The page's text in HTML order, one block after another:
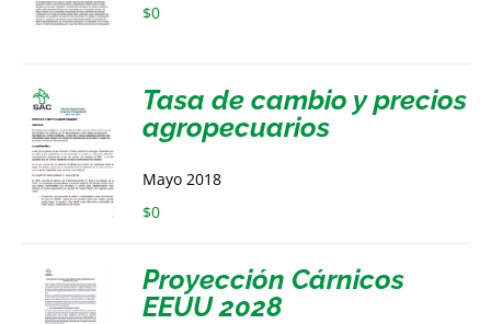
$0
Tasa de cambio y precios
agropecuarios
Mayo 2018
$0
Proyección Cárnicos
EEUU 2028